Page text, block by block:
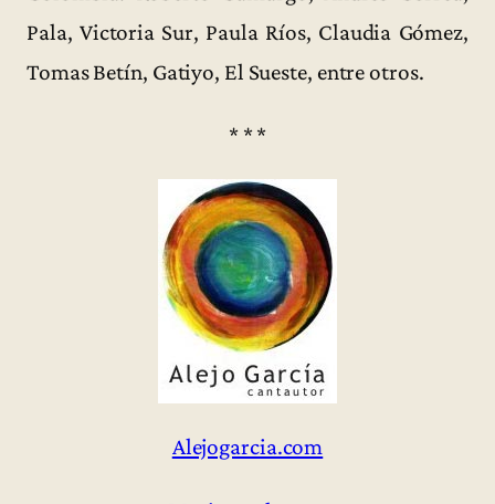
Pala, Victoria Sur, Paula Ríos, Claudia Gómez,
Tomas Betín, Gatiyo, El Sueste, entre otros.
* * *
Alejogarcia.com